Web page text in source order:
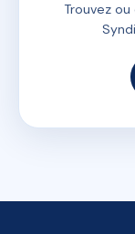
Trouvez